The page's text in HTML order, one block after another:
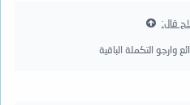
قال:
وارجو التكملة الباقية